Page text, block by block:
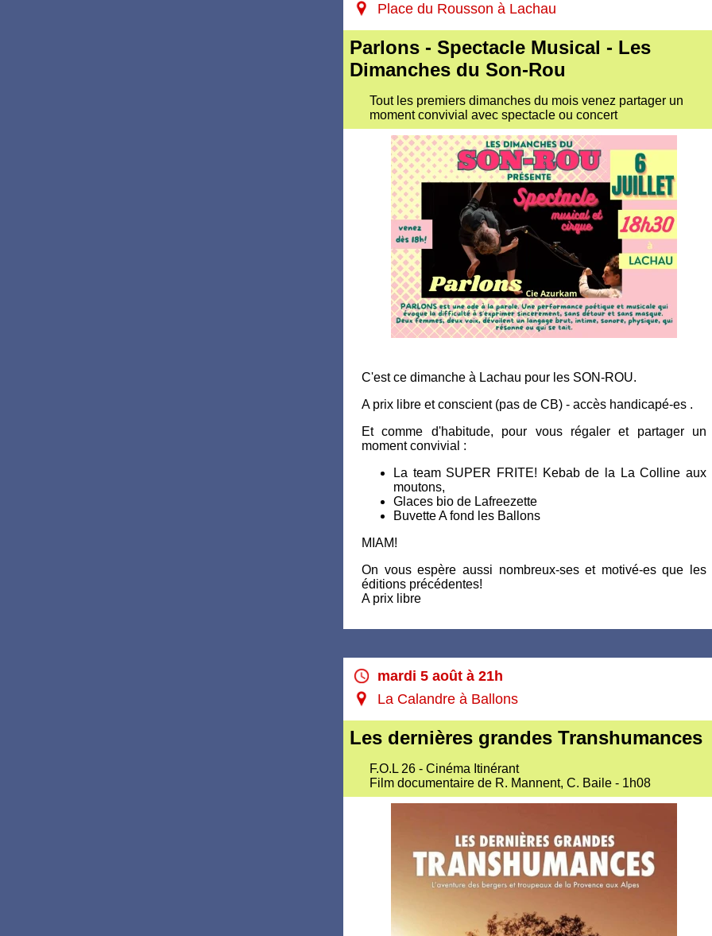
Place du Rousson à Lachau
Parlons - Spectacle Musical - Les
Dimanches du Son-Rou
Tout les premiers dimanches du mois venez partager un
moment convivial avec spectacle ou concert
C'est ce dimanche à Lachau pour les SON-ROU.
A prix libre et conscient (pas de CB) - accès handicapé-es .
Et comme d'habitude, pour vous régaler et partager un
moment convivial :
La team SUPER FRITE! Kebab de la La Colline aux
moutons,
Glaces bio de Lafreezette
Buvette A fond les Ballons
MIAM!
On vous espère aussi nombreux-ses et motivé-es que les
éditions précédentes!
A prix libre
mardi 5 août à 21h
La Calandre à Ballons
Les dernières grandes Transhumances
F.O.L 26 - Cinéma Itinérant
Film documentaire de R. Mannent, C. Baile - 1h08